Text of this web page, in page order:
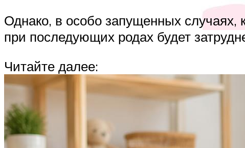
Однако, в особо запущенных случаях,
при последующих родах будет
Читайте далее: